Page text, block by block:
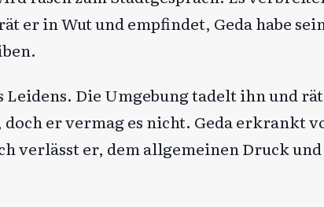
er in Wut und empfindet, Geda habe
Leidens. Die Umgebung tadelt ihn und
er vermag es nicht. Geda erkrankt
verlässt er, dem allgemeinen Druck und